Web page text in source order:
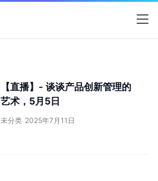
【直播】- 谈谈产品创新管理的
艺术，5月5日
未分类 2025年7月11日